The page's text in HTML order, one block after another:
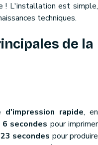
! L'installation est simple,
techniques.
de la
d'impression rapide, en
6 secondes pour imprimer
23 secondes pour produire